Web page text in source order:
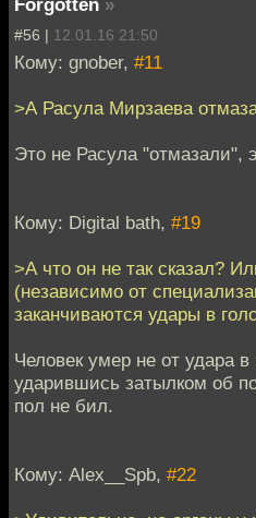
Forgotten »
#56 | 12.01.16 21:50
Кому: gnober, #11
>А Расула Мирзаева
Это не Расула "отмазали",
Кому: Digital bath, #19
>А что он не так сказал?
(независимо от
заканчиваются удары в
Человек умер не от удара в
ударившись затылком об
пол не бил.
Кому: Alex__Spb, #22